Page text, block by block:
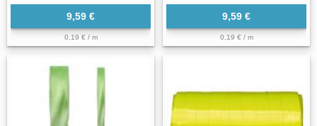
9,59 €
0,19 € / m
9,59 €
0,19 € / m